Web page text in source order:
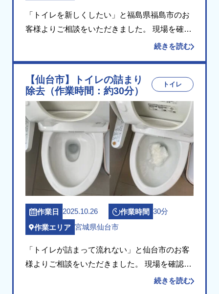
「トイレを新しくしたい」と福島県福島市のお
客様よりご相談をいただきました。 現場を確認
したところ、長年ご使用の洋式便器と温水洗浄
後継機種 […]
続きを読む
【仙台市】トイレの詰まり
除去（作業時間：約30分）
トイレ
作業日 2025.10.26 作業時間 30分
作業エリア 宮城県仙台市
「トイレが詰まって流れない」と仙台市のお客
様よりご相談をいただきました。 現場を確認し
たところ、便器内にトイレットペーパー等が多
続きを読む